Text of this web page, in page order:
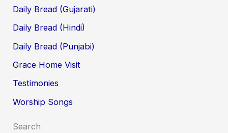
Daily Bread (Gujarati)
Daily Bread (Hindi)
Daily Bread (Punjabi)
Grace Home Visit
Testimonies
Worship Songs
Search